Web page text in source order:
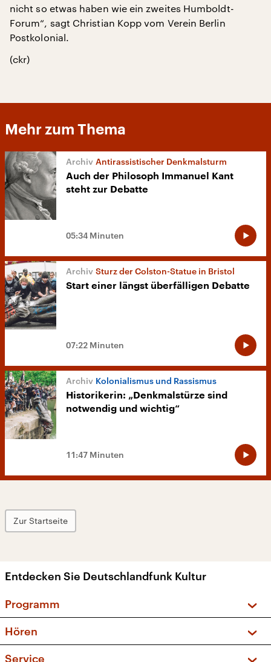
nicht so etwas haben wie ein zweites Humboldt-
Forum“, sagt Christian Kopp vom Verein Berlin
Postkolonial.
(ckr)
Mehr zum Thema
Antirassistischer Denkmalsturm
Auch der Philosoph Immanuel Kant
steht zur Debatte
05:34 Minuten
Sturz der Colston-Statue in Bristol
Start einer längst überfälligen Debatte
07:22 Minuten
Kolonialismus und Rassismus
Historikerin: „Denkmalstürze sind
notwendig und wichtig“
11:47 Minuten
Zur Startseite
Entdecken Sie Deutschlandfunk Kultur
Programm
Sendungen und Podcasts
Hören
Service